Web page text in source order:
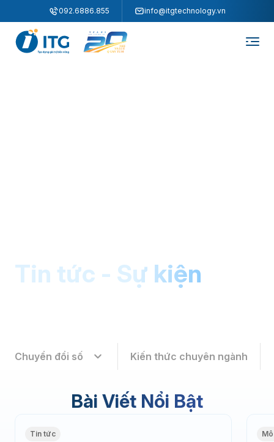
092.6886.855 info@itgtechnology.vn
Tin tức - Sự kiện
Chuyển đổi số Kiến thức chuyên ngành
Bài Viết Nổi Bật
Tin tức